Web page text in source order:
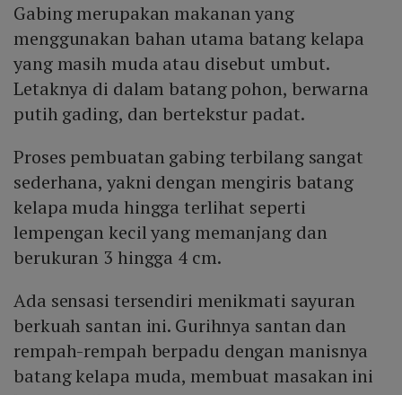
Gabing merupakan makanan yang
menggunakan bahan utama batang kelapa
yang masih muda atau disebut umbut.
Letaknya di dalam batang pohon, berwarna
putih gading, dan bertekstur padat.
Proses pembuatan gabing terbilang sangat
sederhana, yakni dengan mengiris batang
kelapa muda hingga terlihat seperti
lempengan kecil yang memanjang dan
berukuran 3 hingga 4 cm.
Ada sensasi tersendiri menikmati sayuran
berkuah santan ini. Gurihnya santan dan
rempah-rempah berpadu dengan manisnya
batang kelapa muda, membuat masakan ini